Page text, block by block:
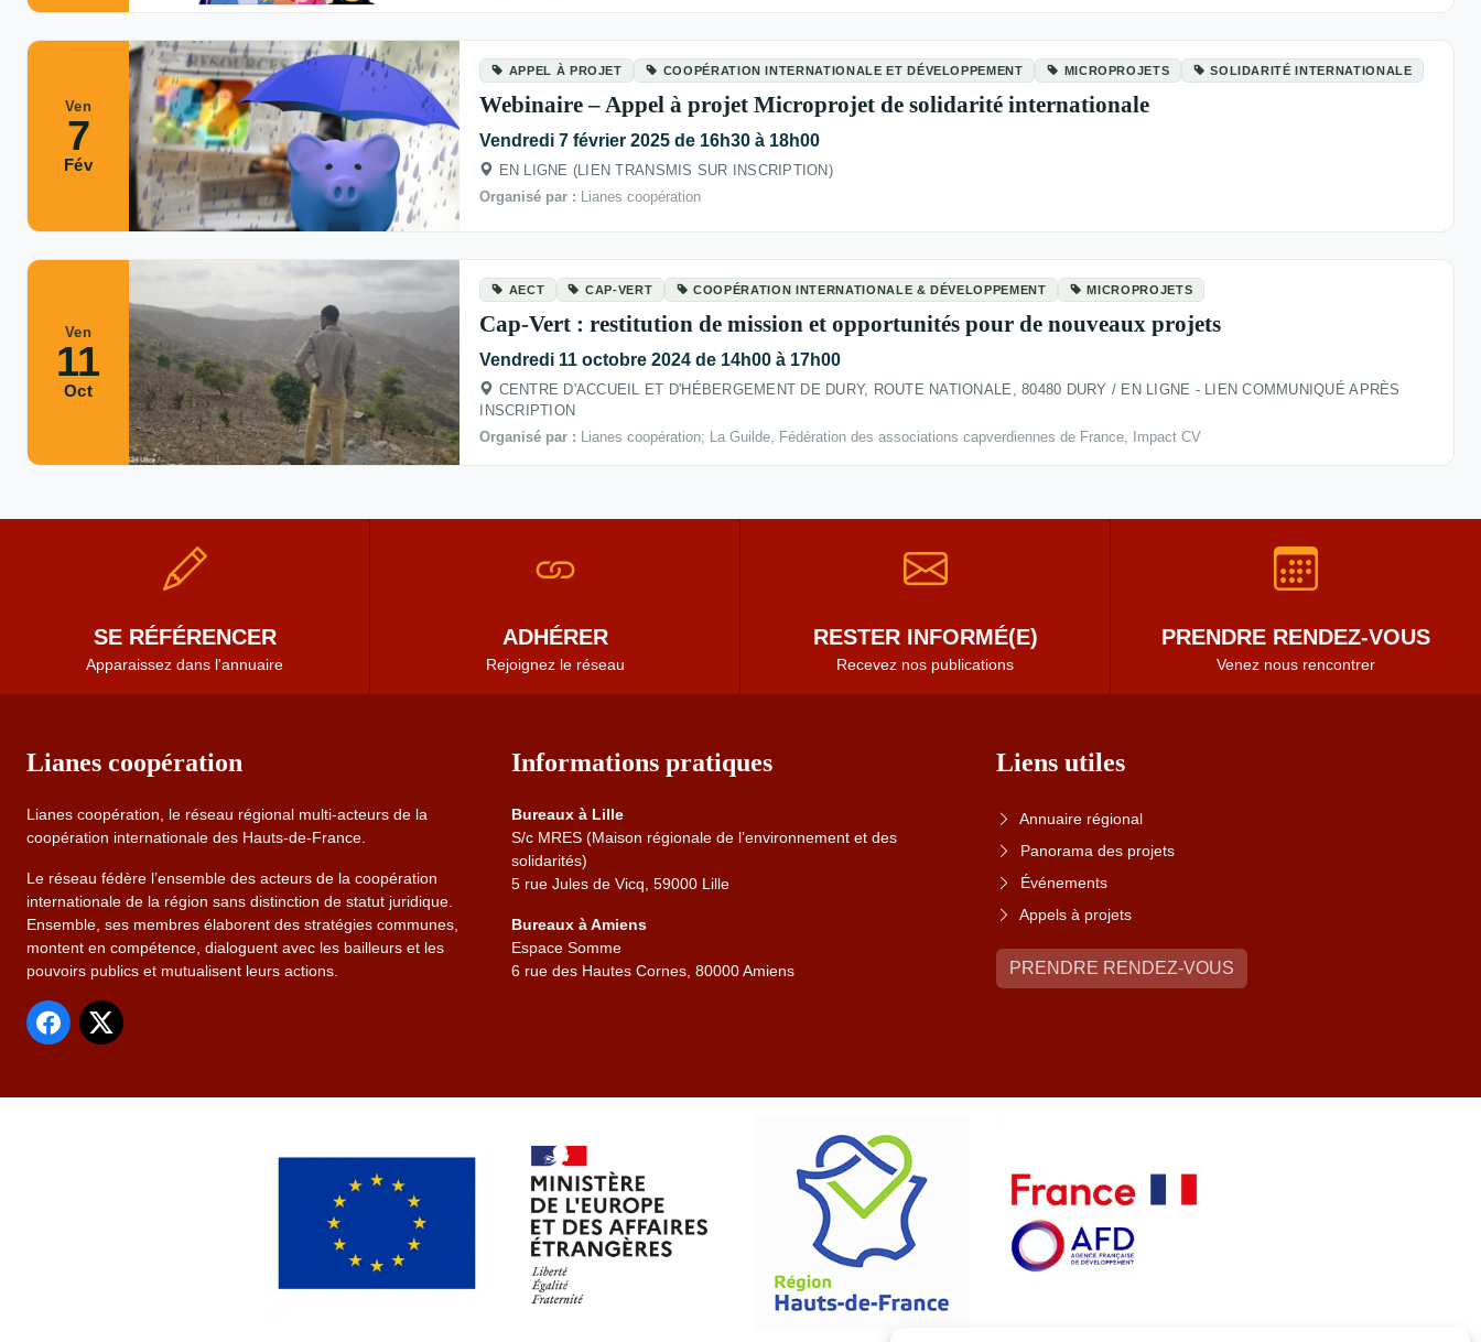
Ven
7
Fév
APPEL À PROJET COOPÉRATION INTERNATIONALE ET DÉVELOPPEMENT MICROPROJETS SOLIDARITÉ INTERNATIONALE
Webinaire – Appel à projet Microprojet de solidarité internationale
Vendredi 7 février 2025 de 16h30 à 18h00
EN LIGNE (LIEN TRANSMIS SUR INSCRIPTION)
Organisé par : Lianes coopération
Ven
11
Oct
AECT CAP-VERT COOPÉRATION INTERNATIONALE & DÉVELOPPEMENT MICROPROJETS
Cap-Vert : restitution de mission et opportunités pour de nouveaux projets
Vendredi 11 octobre 2024 de 14h00 à 17h00
CENTRE D'ACCUEIL ET D'HÉBERGEMENT DE DURY, ROUTE NATIONALE, 80480 DURY / EN LIGNE - LIEN COMMUNIQUÉ APRÈS
INSCRIPTION
Organisé par : Lianes coopération; La Guilde, Fédération des associations capverdiennes de France, Impact CV
SE RÉFÉRENCER
Apparaissez dans l'annuaire
ADHÉRER
Rejoignez le réseau
RESTER INFORMÉ(E)
Recevez nos publications
PRENDRE RENDEZ-VOUS
Venez nous rencontrer
Lianes coopération
Lianes coopération, le réseau régional multi-acteurs de la
coopération internationale des Hauts-de-France.
Le réseau fédère l’ensemble des acteurs de la coopération
internationale de la région sans distinction de statut juridique.
Ensemble, ses membres élaborent des stratégies communes,
montent en compétence, dialoguent avec les bailleurs et les
pouvoirs publics et mutualisent leurs actions.
Informations pratiques
Bureaux à Lille
S/c MRES (Maison régionale de l’environnement et des
solidarités)
5 rue Jules de Vicq, 59000 Lille
Bureaux à Amiens
Espace Somme
6 rue des Hautes Cornes, 80000 Amiens
Liens utiles
Annuaire régional
Panorama des projets
Événements
Appels à projets
PRENDRE RENDEZ-VOUS